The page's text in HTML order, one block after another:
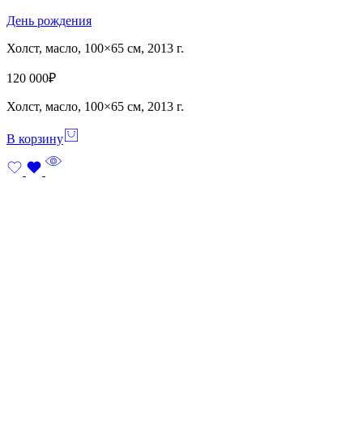
День рождения
Холст, масло, 100×65 см, 2013 г.
120 000₽
Холст, масло, 100×65 см, 2013 г.
В корзину